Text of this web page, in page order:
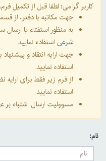
کاربر گرامی؛ لطفا قبل از تکمیل
جهت مکاتبه با دفتر، از
به منظور استفتاء یا
شرعی استفاده نمایید.
جهت ارایه انتقاد و
استفاده نمایید.
از فرم زیر فقط برای
استفاده نمایید.
مسوولیت ارسال اشتباه بر
نام: